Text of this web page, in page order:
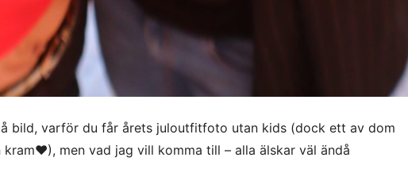
bild, varför du får årets juloutfitfoto utan kids (dock ett av dom
men vad jag vill komma till – alla älskar väl ändå